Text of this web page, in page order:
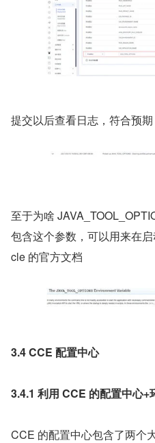
​提交以后查看日志，符合预期
至于为啥
包含这个参数，可以用来在
cle 的官方文档
3.4 CCE 配置中心
3.4.1 利用 CCE 的配置中心
CCE 的配置中心包含了两个